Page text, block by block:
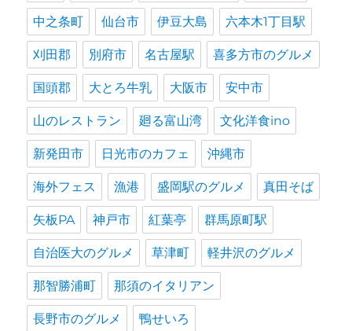
中之条町 仙台市 伊豆大島 六本木1丁目駅
刈田郡 別府市 名古屋駅 喜多方市のグルメ
国頭郡 大とろ牛乳 大阪市 安中市
山のレストラン 廻る富山湾 文化洋食ino
新発田市 日光市のカフェ 沖縄市
海外フェス 漁港 盛岡駅のグルメ 真田そば
矢板PA 神戸市 紅葉亭 群馬原町駅
自治医大のグルメ 草津町 軽井沢のグルメ
那智勝浦町 那須のイタリアン
長野市のグルメ 鴨せいろ